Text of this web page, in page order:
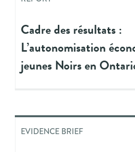
Cadre des résultats :
L’autonomisation
jeunes Noirs en
EVIDENCE BRIEF